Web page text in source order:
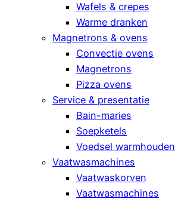
Wafels & crepes
Warme dranken
Magnetrons & ovens
Convectie ovens
Magnetrons
Pizza ovens
Service & presentatie
Bain-maries
Soepketels
Voedsel warmhouden
Vaatwasmachines
Vaatwaskorven
Vaatwasmachines